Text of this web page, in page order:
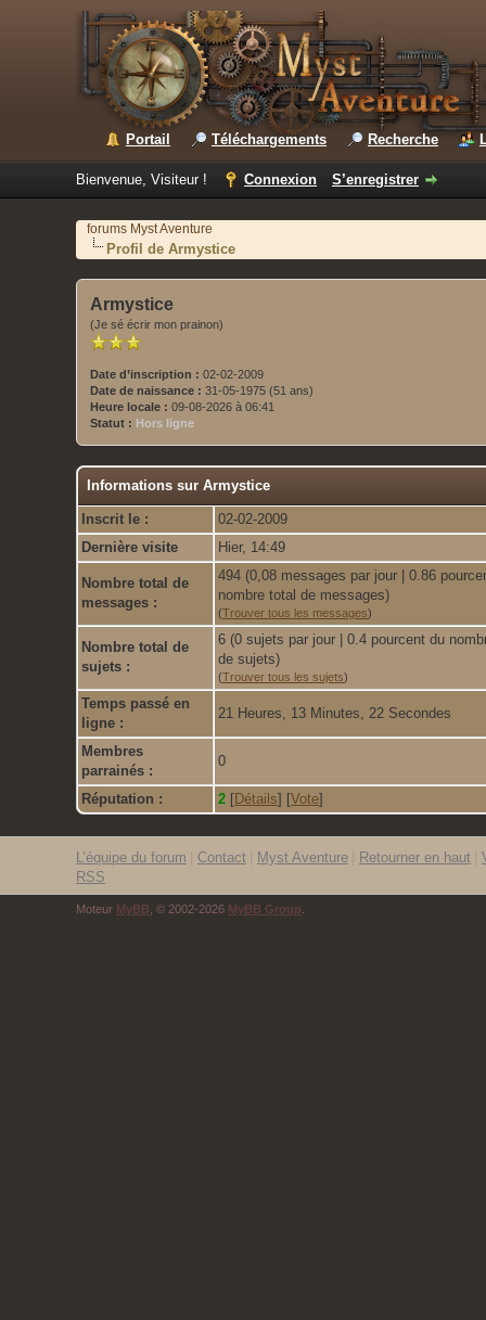
Portail Téléchargements Recherche
Bienvenue, Visiteur ! Connexion S’enregistrer
forums Myst Aventure
Profil de Armystice
Armystice
(Je sé écrir mon prainon)
Date d’inscription : 02-02-2009
Date de naissance : 31-05-1975 (51 ans)
Heure locale : 09-08-2026 à 06:41
Statut : Hors ligne
Informations sur Armystice
Inscrit le :
02-02-2009
Dernière visite
Hier, 14:49
Nombre total de
messages :
494 (0,08 messages par jour | 0.86
nombre total de messages)
(Trouver tous les messages)
Nombre total de
sujets :
6 (0 sujets par jour | 0.4 pourcent du
de sujets)
(Trouver tous les sujets)
Temps passé en
ligne :
21 Heures, 13 Minutes, 22 Secondes
Membres
parrainés :
0
Réputation : 2 [Détails] [Vote]
L’équipe du forum Contact Myst Aventure Retourner en haut
RSS
Moteur MyBB , © 2002-2026 MyBB Group